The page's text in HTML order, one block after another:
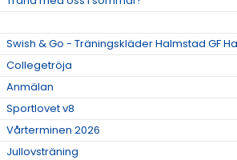
Swish & Go - Träningskläder Halmstad GF
Collegetröja
Anmälan
Sportlovet v8
Vårterminen 2026
Jullovsträning